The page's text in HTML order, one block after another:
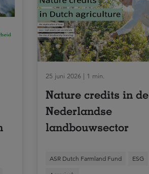
25 juni 2026 | 1 min.
Nature credits in de
Nederlandse
landbouwsector
ASR Dutch Farmland Fund ESG